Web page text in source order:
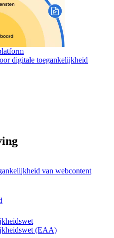
digitale toegankelijkheid
van webcontent
(EAA)